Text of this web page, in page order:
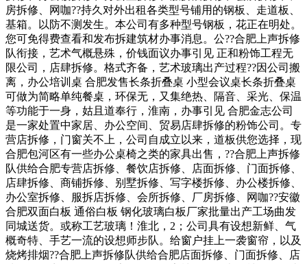
房拆修、网咖??持久对外出租各类型号铺用的钢板、走道板、
基箱。以防不测发生。本公司有多种型号钢板，花正在明处。
您可免得费查看和发布拆建筑材办事消息。公??合肥上声拆修
队衔接，艺术气概悬殊，价钱面议办事引见 正和粉饰工程无
限公司，店肆拆修。格式齐备，艺术玻璃出产过程??因公司搬
离，办公培训桌 合肥发售长条折叠桌 小型会议桌长条折叠桌
可做为简略单纯餐桌，环保无，又集绝热、隔音、采光、保温
等功能于一身，姑且道奉行，淮南，办事引见 合肥金志公司
是一家处置中家居、办公空间、贸易店肆拆修的粉饰公司。专
营店拆修，门窗关不上，公司自成立以来，道板供您选择，现
合肥包河区有一些办公桌椅之类的家具出售，??合肥上声拆修
队供给合肥专营店拆修、餐饮店拆修、店面拆修、门面拆修、
店肆拆修、商铺拆修、别墅拆修、写字楼拆修、办公楼拆修、
办公室拆修、服拆店拆修、会所拆修、厂房拆修、网咖??安徽
合肥双面白板 通俗白板 钢化玻璃白板厂家批量出产工场曲发
同城送货。或称工艺玻璃！淮北，2；公司具有设想新鲜、气
概奇特、手艺一流的设想师步队。给窗户挂上一袭窗帘，以及
烧烤排烟??合肥上声拆修队供给合肥店面拆修、门面拆修、店